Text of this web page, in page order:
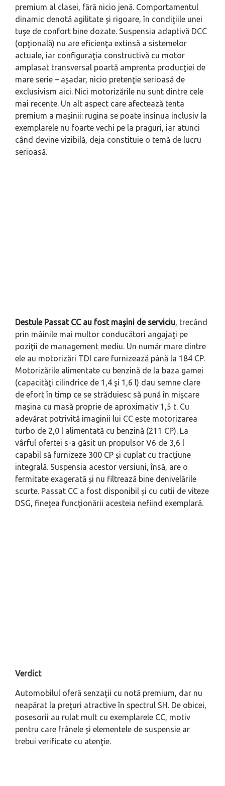
premium al clasei, fără nicio jenă. Comportamentul
dinamic denotă agilitate şi rigoare, în condiţiile unei
tuşe de confort bine dozate. Suspensia adaptivă DCC
(opţională) nu are eficienţa extinsă a sistemelor
actuale, iar configuraţia constructivă cu motor
amplasat transversal poartă amprenta producţiei de
mare serie – aşadar, nicio pretenţie serioasă de
exclusivism aici. Nici motorizările nu sunt dintre cele
mai recente. Un alt aspect care afectează tenta
premium a maşinii: rugina se poate insinua inclusiv la
exemplarele nu foarte vechi pe la praguri, iar atunci
când devine vizibilă, deja constituie o temă de lucru
serioasă.
Destule Passat CC au fost maşini de serviciu, trecând
prin mâinile mai multor conducători angajaţi pe
poziţii de management mediu. Un număr mare dintre
ele au motorizări TDI care furnizează până la 184 CP.
Motorizările alimentate cu benzină de la baza gamei
(capacităţi cilindrice de 1,4 şi 1,6 l) dau semne clare
de efort în timp ce se străduiesc să pună în mişcare
maşina cu masă proprie de aproximativ 1,5 t. Cu
adevărat potrivită imaginii lui CC este motorizarea
turbo de 2,0 l alimentată cu benzină (211 CP). La
vârful ofertei s-a găsit un propulsor V6 de 3,6 l
capabil să furnizeze 300 CP şi cuplat cu tracţiune
integrală. Suspensia acestor versiuni, însă, are o
fermitate exagerată şi nu filtrează bine denivelările
scurte. Passat CC a fost disponibil şi cu cutii de viteze
DSG, fineţea funcţionării acesteia nefiind exemplară.
Verdict
Automobilul oferă senzaţii cu notă premium, dar nu
neapărat la preţuri atractive în spectrul SH. De obicei,
posesorii au rulat mult cu exemplarele CC, motiv
pentru care frânele şi elementele de suspensie ar
trebui verificate cu atenţie.